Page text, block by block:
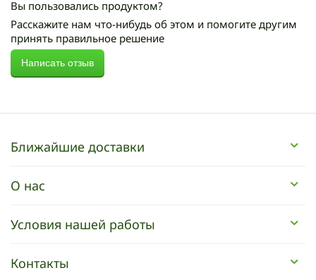
Вы пользовались продуктом?
Расскажите нам что-нибудь об этом и помогите другим
принять правильное решение
Написать отзыв
Ближайшие доставки
О нас
Условия нашей работы
Контакты